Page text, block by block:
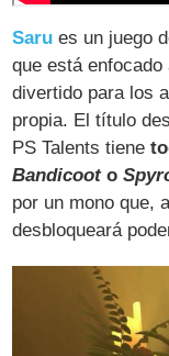
Saru es un juego
que está
divertido para los
propia. El título
PS Talents tiene
Bandicooto
por un mono que,
desbloqueará